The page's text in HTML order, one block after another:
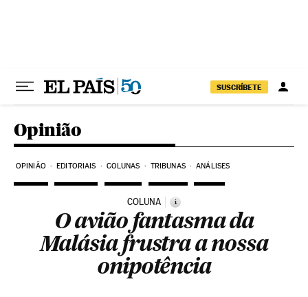
SUSCRÍBETE
Opinião
OPINIÃO EDITORIAIS COLUNAS TRIBUNAS ANÁLISES
COLUNA i
O avião fantasma da
Malásia frustra a nossa
onipotência